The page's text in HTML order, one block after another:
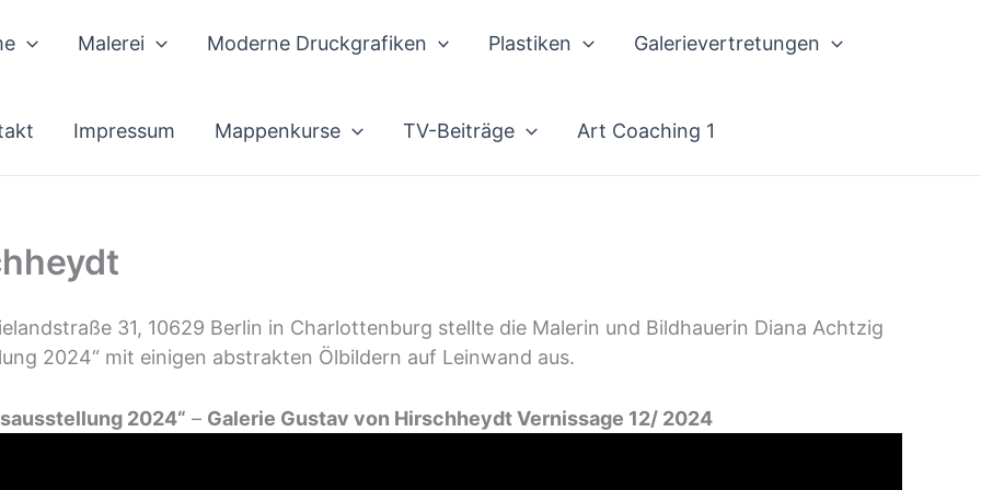
Malerei Moderne Druckgrafiken Plastiken Galerievertretungen
Impressum Mappenkurse TV-Beiträge Art Coaching 1
31, 10629 Berlin in Charlottenburg stellte die Malerin und Bildhauerin Diana Achtzig
2024“ mit einigen abstrakten Ölbildern auf Leinwand aus.
2024“ – Galerie Gustav von Hirschheydt Vernissage 12/ 2024